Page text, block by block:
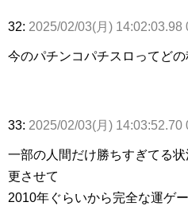
32: 2025/02/03(月) 14:02:03.98
今のパチンコパチスロってどの
33: 2025/02/03(月) 14:03:52.70
一部の人間だけ勝ちすぎてる
更させて
2010年ぐらいから完全な運ゲ